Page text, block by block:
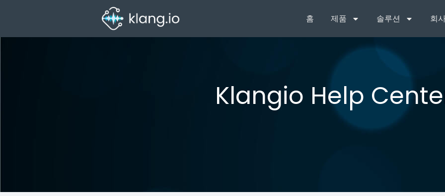
홈 제품 솔루션 회
Klangio Help